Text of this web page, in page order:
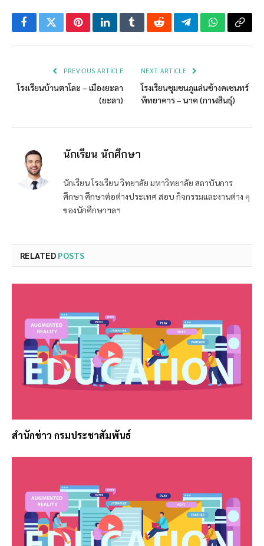
FacebookTwitterPinterestLinkedInTumblrRedditTelegramWhatsApp
Copy
PREVIOUS ARTICLE
โรงเรียนบ้านตาโละ – เมืองยะลา
(ยะลา)
NEXT ARTICLE
โรงเรียนชุมชนภูแล่นช้างคเชนทร์
พิทยาคาร – นาค (กาฬสินธุ์)
นักเรียน นักศึกษา
นักเรียน โรงเรียน วิทยาลัย มหาวิทยาลัย สถาบันการ
ศึกษา ศึกษาต่อต่างประเทศ สอบ กิจกรรมและงานต่าง ๆ
ของนักศึกษาฯลฯ
RELATED POSTS
สำนักข่าว กรมประชาสัมพันธ์